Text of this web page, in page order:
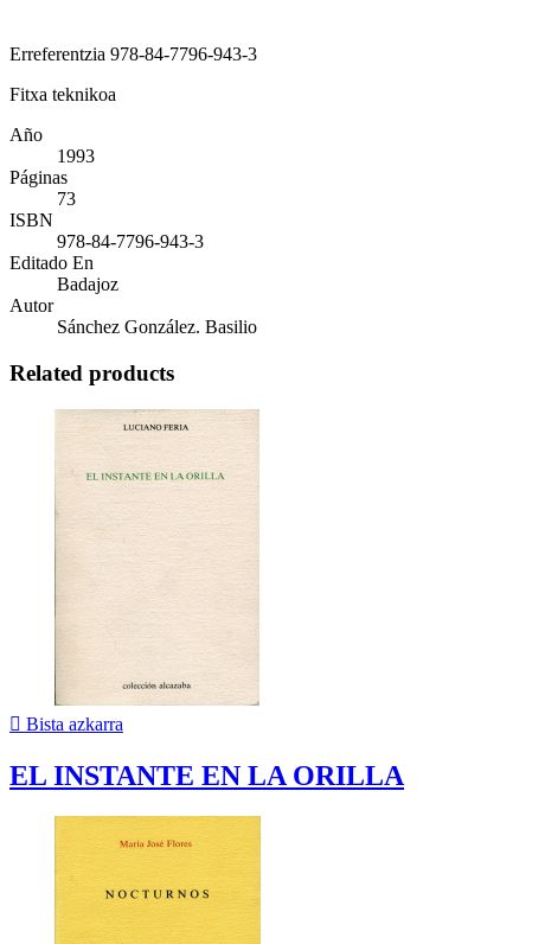
Erreferentzia 978-84-7796-943-3
Fitxa teknikoa
Año
1993
Páginas
73
ISBN
978-84-7796-943-3
Editado En
Badajoz
Autor
Sánchez González. Basilio
Related products
 Bista azkarra
EL INSTANTE EN LA ORILLA